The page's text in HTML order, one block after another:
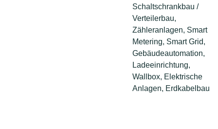
Schaltschrankbau /
Verteilerbau,
Zähleranlagen, Smart
Metering, Smart Grid,
Gebäudeautomation,
Ladeeinrichtung,
Wallbox, Elektrische
Anlagen, Erdkabelbau